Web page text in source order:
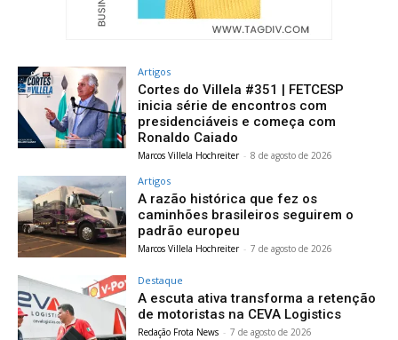
Artigos
Cortes do Villela #351 | FETCESP
inicia série de encontros com
presidenciáveis e começa com
Ronaldo Caiado
Marcos Villela Hochreiter - 8 de agosto de 2026
Artigos
A razão histórica que fez os
caminhões brasileiros seguirem o
padrão europeu
Marcos Villela Hochreiter - 7 de agosto de 2026
Destaque
A escuta ativa transforma a retenção
de motoristas na CEVA Logistics
Redação Frota News - 7 de agosto de 2026